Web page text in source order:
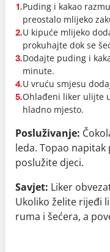
1.Puding i kakao
preostalo mlijeko
2.U kipuće mlijeko
prokuhajte dok se
3.Dodajte puding i
minute.
4.U vruću smjesu
5.Ohlađeni liker ulijte
hladno mjesto.
Posluživanje:
leda. Topao
poslužite djeci.
Savjet: Liker
Ukoliko želite rijeđi
ruma i šećera, a